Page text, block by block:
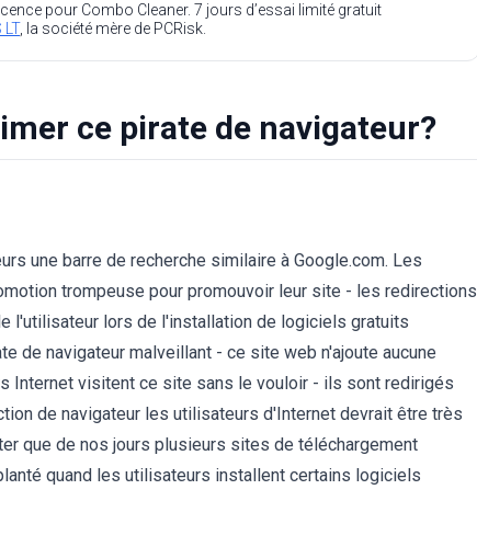
pour Combo Cleaner. 7 jours d’essai limité gratuit
LT, la société mère de PCRisk.
ce pirate de navigateur?
une barre de recherche similaire à Google.com. Les
trompeuse pour promouvoir leur site - les redirections
l'utilisateur lors de l'installation de logiciels gratuits
de navigateur malveillant - ce site web n'ajoute aucune
Internet visitent ce site sans le vouloir - ils sont redirigés
de navigateur les utilisateurs d'Internet devrait être très
que de nos jours plusieurs sites de téléchargement
quand les utilisateurs installent certains logiciels